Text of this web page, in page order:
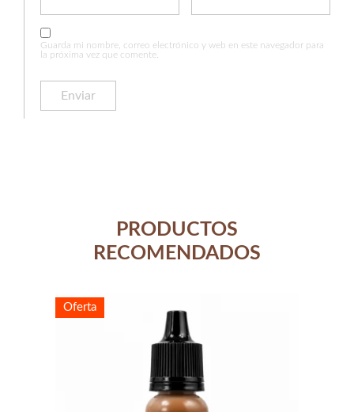
Guarda mi nombre, correo electrónico y web en este navegador para
la próxima vez que comente.
PRODUCTOS
RECOMENDADOS
Oferta